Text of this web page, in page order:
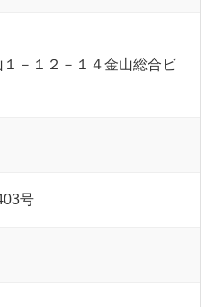
－１２－１４金山総合ビ
号